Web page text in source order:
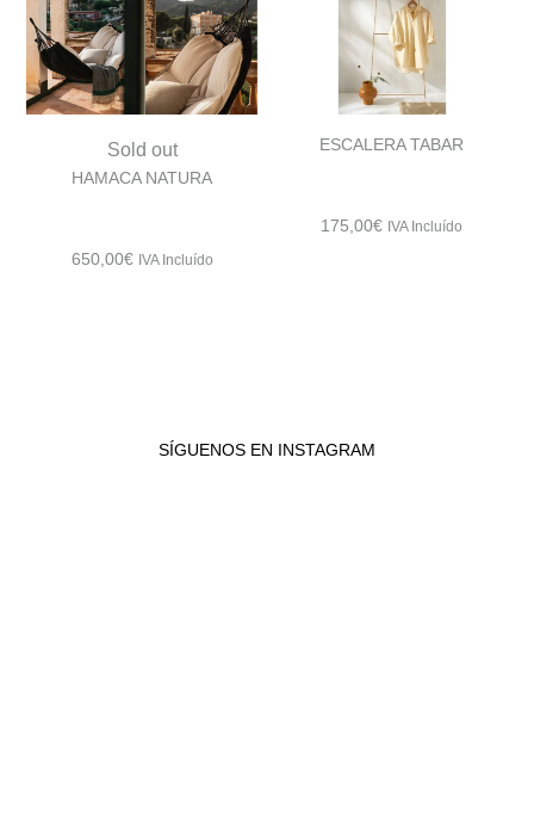
Sold out
HAMACA NATURA
650,00€ IVA Incluído
ESCALERA TABAR
175,00€ IVA Incluído
SÍGUENOS EN INSTAGRAM